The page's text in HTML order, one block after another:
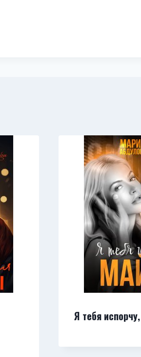
Я тебя